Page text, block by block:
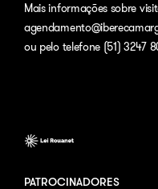
Mais informações sobre
ou pelo telefone (51) 3247
PATROCINADORES